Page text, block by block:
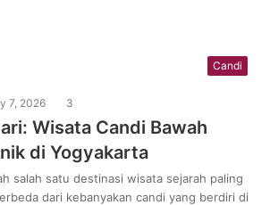
Candi
7, 2026 3
Wisata Candi Bawah
di Yogyakarta
salah satu destinasi wisata sejarah paling
dari kebanyakan candi yang berdiri di